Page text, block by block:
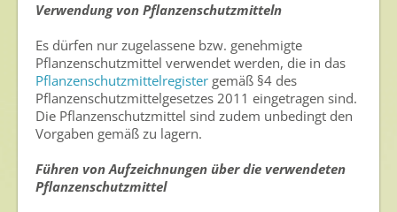
Verwendung von Pflanzenschutzmitteln
Es dürfen nur zugelassene bzw. genehmigte
Pflanzenschutzmittel verwendet werden, die in das
Pflanzenschutzmittelregister gemäß §4 des
Pflanzenschutzmittelgesetzes 2011 eingetragen sind.
Die Pflanzenschutzmittel sind zudem unbedingt den
Vorgaben gemäß zu lagern.
Führen von Aufzeichnungen über die verwendeten
Pflanzenschutzmittel